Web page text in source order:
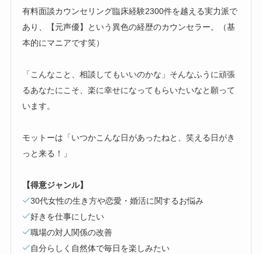
有料面談カウンセリング臨床経験2300件を越える実力派で
あり、【元声優】という異色の経歴のカウンセラー。（基
本的にマニアです笑）
「こんなこと、相談してもいいのかな」そんなふうに頑張
るあなたにこそ、楽に幸せになってもらいたいなと願って
います。
モットーは「いつかこんな日があったねと、笑える日がき
っと来る！」
【得意ジャンル】
30代女性の生き方や恋愛・婚活に関するお悩み
好きを仕事にしたい
職場の対人関係の改善
自分らしく自然体で毎日を楽しみたい